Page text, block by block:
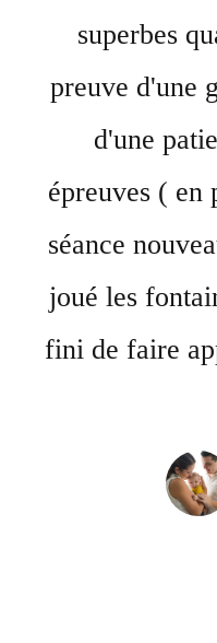
superbes
preuve d'une
d'une
épreuves (
séance
joué les
fini de faire